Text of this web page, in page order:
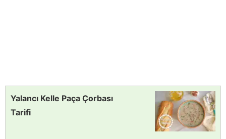
Yalancı Kelle Paça Çorbası
Tarifi